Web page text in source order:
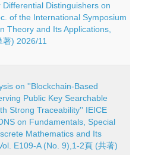
Distinguishers on
of the International Symposium
Theory and Its Applications,
著) 2026/11
on ''Blockchain-Based
Public Key Searchable
Strong Traceability'' IEICE
on Fundamentals, Special
Mathematics and Its
E109-A (No. 9),1-2頁 (共著)